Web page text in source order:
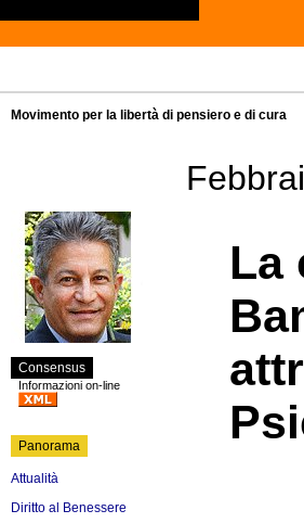
Movimento per la libertà di pensiero e di cura
Consensus
Informazioni on-line
Panorama
Attualità
Diritto al Benessere
La